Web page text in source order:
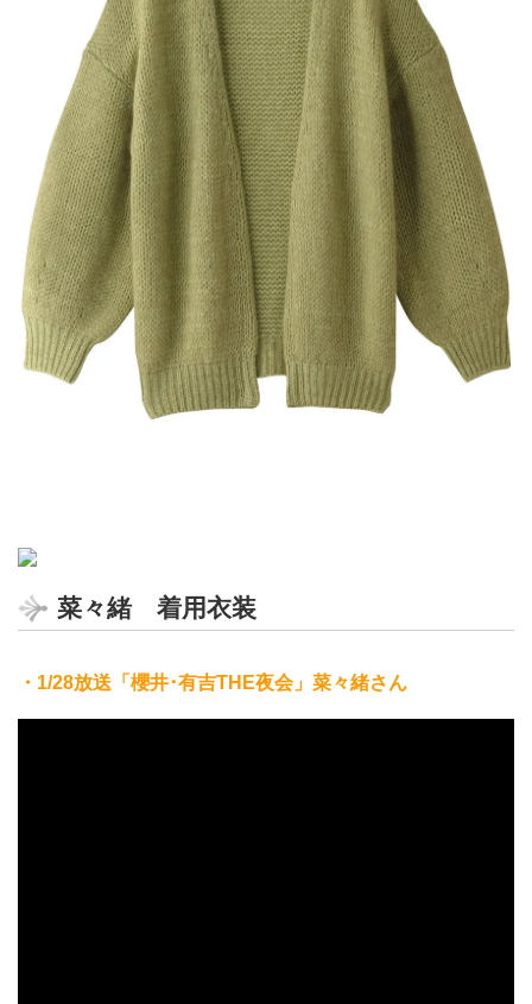
菜々緒 着用衣装
・1/28放送「櫻井･有吉THE夜会」菜々緒さん